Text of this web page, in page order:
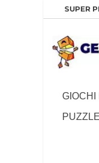
SUPER
GIOCHI
PUZZLE